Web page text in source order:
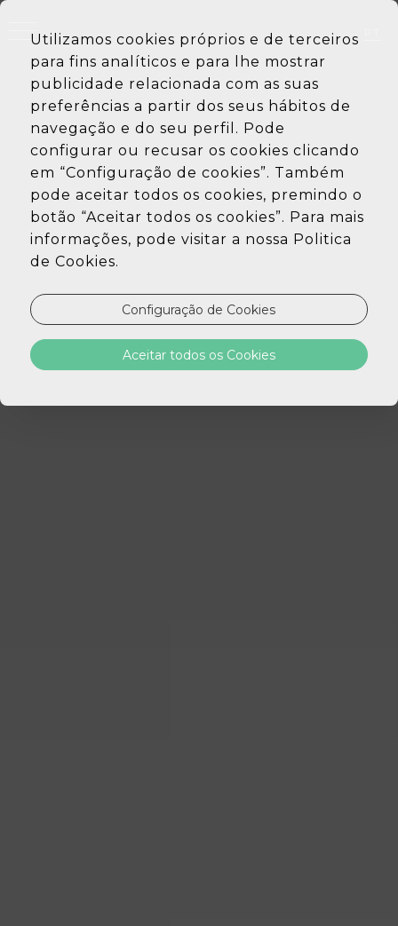
Utilizamos cookies próprios e de terceiros
para fins analíticos e para lhe mostrar
publicidade relacionada com as suas
preferências a partir dos seus hábitos de
navegação e do seu perfil. Pode
configurar ou recusar os cookies clicando
em “Configuração de cookies”. Também
pode aceitar todos os cookies, premindo o
botão “Aceitar todos os cookies”. Para mais
informações, pode visitar a nossa Politica
de Cookies.
Configuração de Cookies
Aceitar todos os Cookies